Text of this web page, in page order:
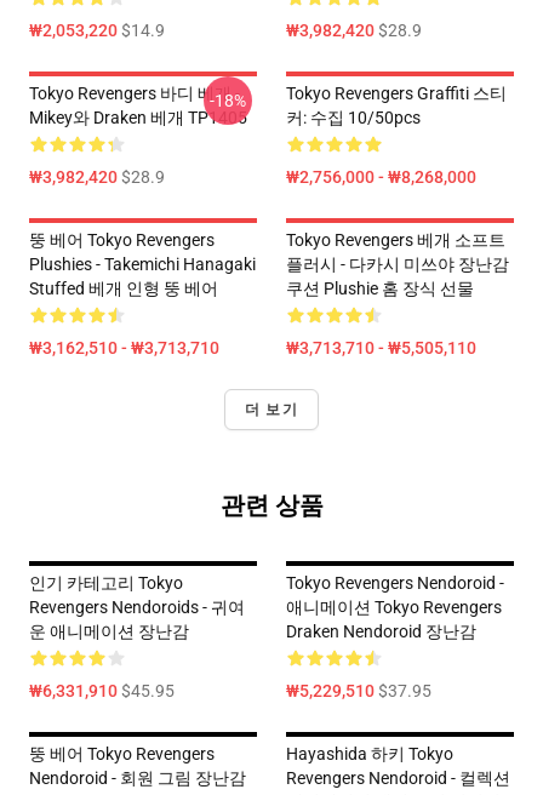
₩2,053,220$14.9 ₩3,982,420$28.9
Tokyo Revengers 바디 베개 -
Mikey와 Draken 베개 TP1405
₩3,982,420$28.9
-18%
Tokyo Revengers Graffiti 스티
커: 수집 10/50pcs
₩2,756,000 - ₩8,268,000
뚱 베어 Tokyo Revengers
Plushies - Takemichi Hanagaki
Stuffed 베개 인형 뚱 베어
₩3,162,510 - ₩3,713,710
Tokyo Revengers 베개 소프트
플러시 - 다카시 미쓰야 장난감
쿠션 Plushie 홈 장식 선물
₩3,713,710 - ₩5,505,110
더 보기
관련 상품
인기 카테고리 Tokyo
Revengers Nendoroids - 귀여
운 애니메이션 장난감
₩6,331,910$45.95
Tokyo Revengers Nendoroid -
애니메이션 Tokyo Revengers
Draken Nendoroid 장난감
₩5,229,510$37.95
뚱 베어 Tokyo Revengers
Nendoroid - 회원 그림 장난감
Hayashida 하키 Tokyo
Revengers Nendoroid - 컬렉션